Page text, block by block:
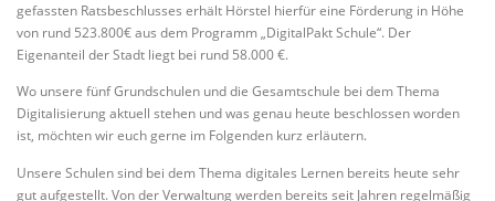
gefassten Ratsbeschlusses erhält Hörstel hierfür eine Förderung in Höhe
von rund 523.800€ aus dem Programm „DigitalPakt Schule“. Der
Eigenanteil der Stadt liegt bei rund 58.000 €.
Wo unsere fünf Grundschulen und die Gesamtschule bei dem Thema
Digitalisierung aktuell stehen und was genau heute beschlossen worden
ist, möchten wir euch gerne im Folgenden kurz erläutern.
Unsere Schulen sind bei dem Thema digitales Lernen bereits heute sehr
gut aufgestellt. Von der Verwaltung werden bereits seit Jahren regelmäßig